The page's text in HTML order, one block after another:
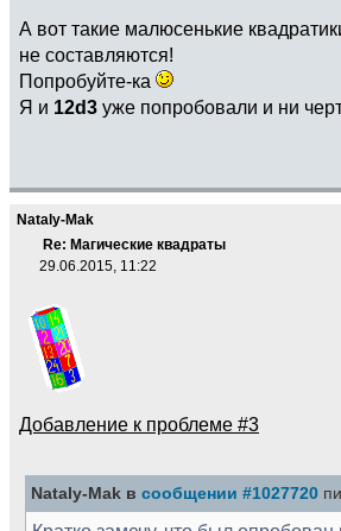
А вот такие малюсенькие
не составляются!
Попробуйте-ка
Я и 12d3 уже попробовали и ни
Nataly-Mak
Re: Магические квадраты
29.06.2015, 11:22
Добавление к проблеме #3
Nataly-Mak в сообщении #1027720